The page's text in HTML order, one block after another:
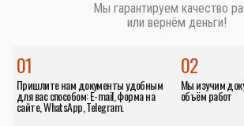
Мы гарантируем качество
или вернём деньги!
01
Пришлите нам документы удобным
для вас способом: E-mail, форма на
сайте, WhatsApp, Telegram.
02
Мы изучим
объём работ